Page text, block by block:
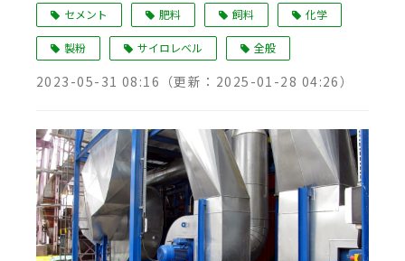
セメント 肥料 飼料 化学
製粉 サイロレベル 全般
2023-05-31 08:16 （更新： 2025-01-28 04:26）